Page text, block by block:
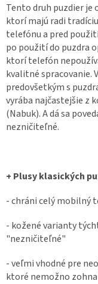
Tento druh puzdier
ktorí majú radi
telefónu a pred
po použití do puzdra
ktorí telefón
kvalitné spracovanie.
predovšetkým s
vyrába najčastejšie z
(Nabuk). A dá sa
nezničiteľné.
+ Plusy klasických
- chráni celý mobilný
- kožené varianty
"nezničiteľné"
- veľmi vhodné pre
ktoré nemožno